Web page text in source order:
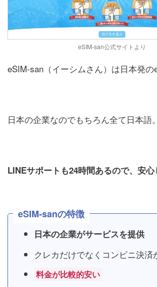
eSIM-san公式サイトより
eSIM-san（イーシムさん）は日本発の
日本の企業なのでもちろん全て日本語。
LINEサポートも24時間あるので、安心
eSIM-sanの特徴
日本の企業がサービスを提供
クレカだけでなくコンビニ決済
料金が比較的安い